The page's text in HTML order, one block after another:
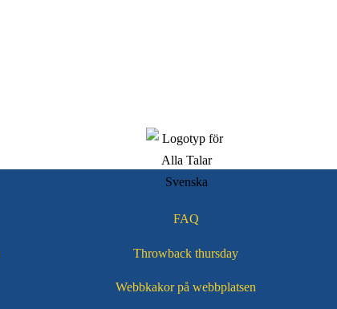
FAQ
Throwback thursday
Webbkakor på webbplatsen